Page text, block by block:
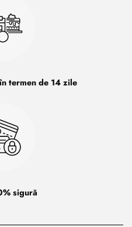
termen de 14 zile
sigură